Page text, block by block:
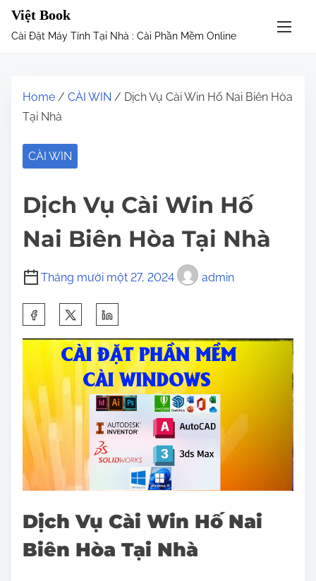
Việt Book
Cài Đặt Máy Tính Tại Nhà : Cài Phần Mềm Online
Home / CÀI WIN / Dịch Vụ Cài Win Hố Nai Biên Hòa
Tại Nhà
CÀI WIN
Dịch Vụ Cài Win Hố
Nai Biên Hòa Tại Nhà
Tháng mười một 27, 2024 admin
h
s
p
s
Dịch Vụ Cài Win Hố Nai
Biên Hòa Tại Nhà